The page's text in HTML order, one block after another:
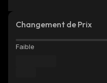
Changement de Prix
Faible